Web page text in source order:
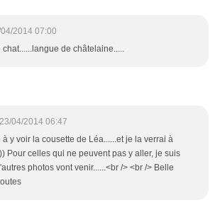
2014 07:00
chat......langue de châtelaine.....
23/04/2014 06:47
à y voir la cousette de Léa......et je la verrai à
Pour celles qui ne peuvent pas y aller, je suis
photos vont venir......<br /> <br /> Belle